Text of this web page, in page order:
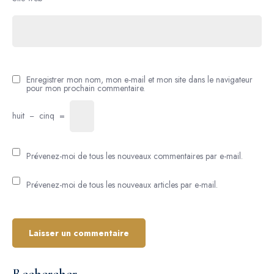
Enregistrer mon nom, mon e-mail et mon site dans le navigateur
pour mon prochain commentaire.
huit − cinq =
Prévenez-moi de tous les nouveaux commentaires par e-mail.
Prévenez-moi de tous les nouveaux articles par e-mail.